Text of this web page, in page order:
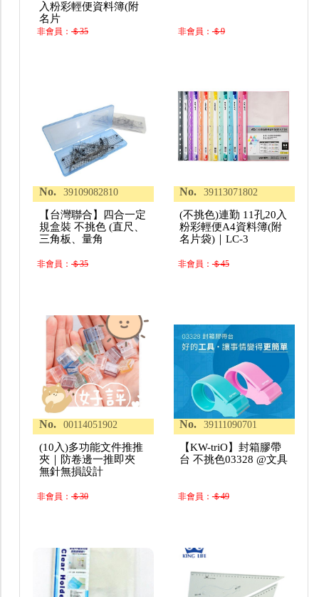
入粉彩輕便資料簿(附
名片
非會員：＄35 非會員：＄9
No. 39109082810
【台灣聯合】四合一定
規盒裝 不挑色 (直尺、
三角板、量角
非會員：＄35
No. 39113071802
(不挑色)連勤 11孔20入
粉彩輕便A4資料簿(附
名片袋)｜LC-3
非會員：＄45
No. 00114051902
(10入)多功能文件推推
夾｜防卷邊一推即夾
無針無損設計
非會員：＄30
No. 39111090701
【KW-triO】封箱膠帶
台 不挑色03328 @文具
非會員：＄49